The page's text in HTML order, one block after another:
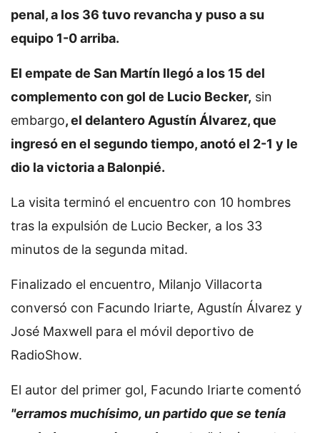
penal, a los 36 tuvo revancha y puso a su
equipo 1-0 arriba.
El empate de San Martín llegó a los 15 del
complemento con gol de Lucio Becker, sin
embargo, el delantero Agustín Álvarez, que
ingresó en el segundo tiempo, anotó el 2-1 y le
dio la victoria a Balonpié.
La visita terminó el encuentro con 10 hombres
tras la expulsión de Lucio Becker, a los 33
minutos de la segunda mitad.
Finalizado el encuentro, Milanjo Villacorta
conversó con Facundo Iriarte, Agustín Álvarez y
José Maxwell para el móvil deportivo de
RadioShow.
El autor del primer gol, Facundo Iriarte comentó
"erramos muchísimo, un partido que se tenía